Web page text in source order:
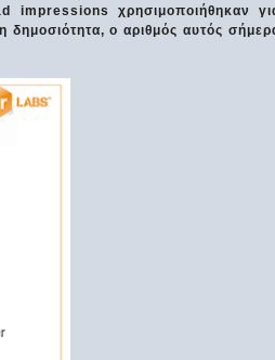
impressions χρησιμοποιήθηκαν
ο αριθμός αυτός